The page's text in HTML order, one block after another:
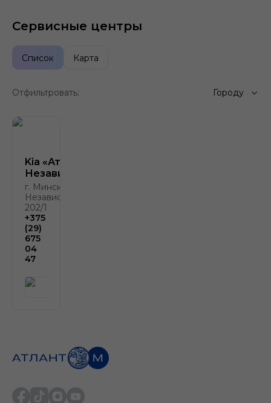
Сервисные центры
Список Карта
Отфильтровать: Городу
Kia «Атлант-М на
Независимости»
г. Минск, пр.
Независимости,
202/1
+375
(29)
675
04
47